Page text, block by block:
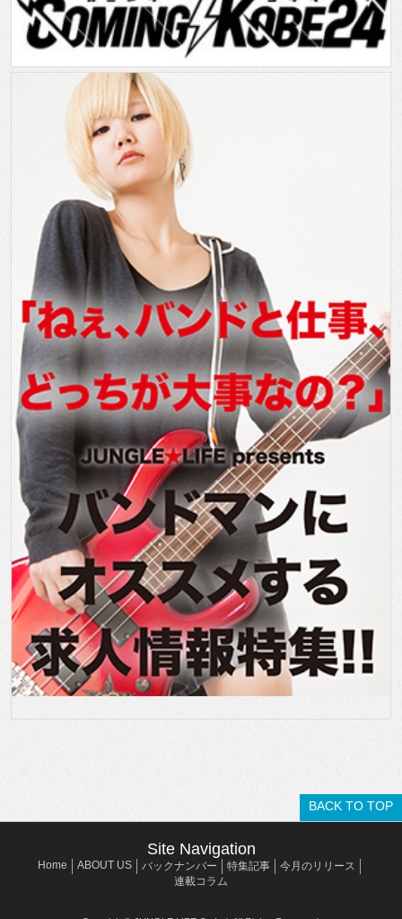
BACK TO TOP
Site Navigation
Home ABOUT US バックナンバー 特集記事
今月のリリース
連載コラム